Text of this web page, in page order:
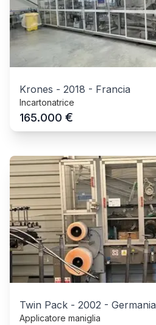
Krones - 2018 - Francia
Incartonatrice
165.000 €
Twin Pack - 2002 - Germania
Applicatore maniglia